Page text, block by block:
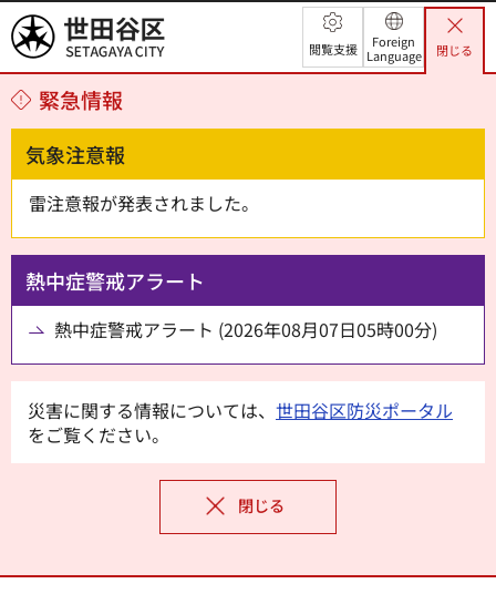
世田谷区 閲覧支援
Foreign
Language
閉じる
緊急情報
気象注意報
雷注意報が発表されました。
熱中症警戒アラート
熱中症警戒アラート (2026年08月07日05時00分)
災害に関する情報については、 世田谷区防災ポータル
をご覧ください。
閉じる